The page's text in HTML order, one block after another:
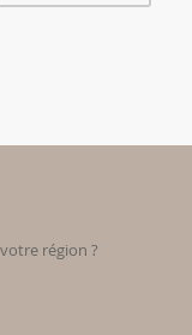
région ?